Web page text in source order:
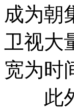
成为朝
卫视大
宽为时
此外